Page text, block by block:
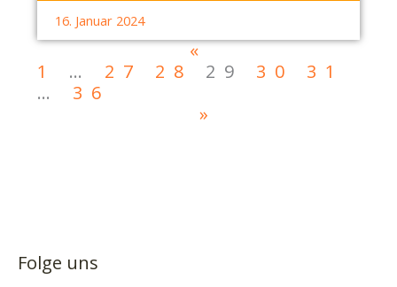
16. Januar 2024
«
1
… 27 28 29 30
31
…
36
»
Folge uns